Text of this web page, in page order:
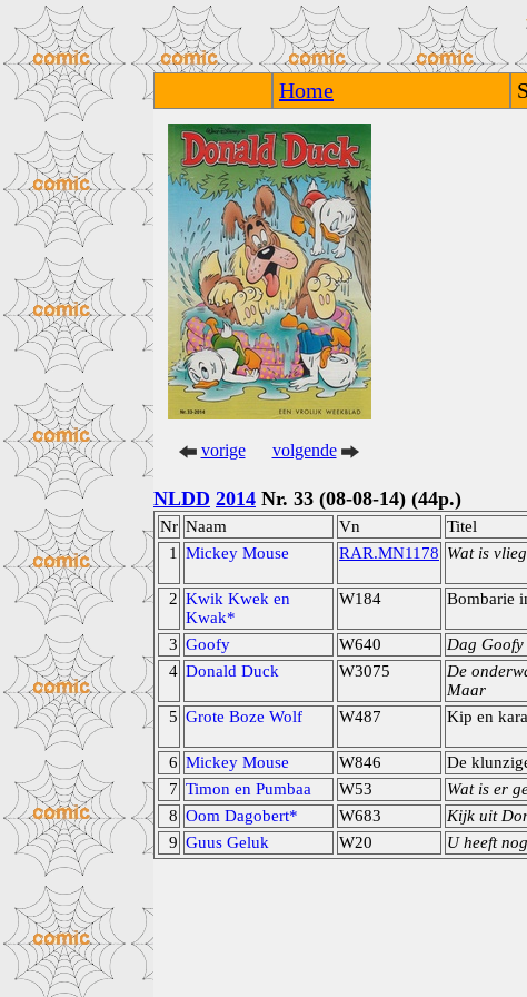
Home
vorige volgende
NLDD 2014 Nr. 33 (08-08-14) (44p.)
Nr Naam Vn Titel
1
Mickey Mouse RAR.MN1178 Wat is
2 Kwik Kwek en
Kwak*
W184 Bombarie
3 Goofy W640 Dag
4 Donald Duck W3075
De
Maar
5 Grote Boze Wolf W487 Kip en
6 Mickey Mouse W846 De
7 Timon en Pumbaa W53 Wat is er
8 Oom Dagobert* W683 Kijk uit
9 Guus Geluk W20 U heeft